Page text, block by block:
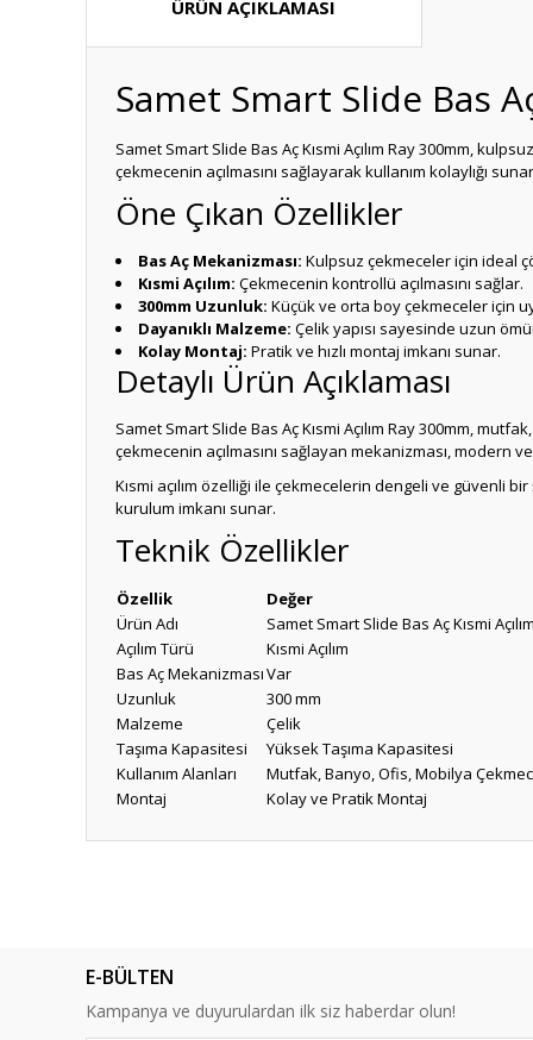
ÜRÜN AÇIKLAMASI
Samet Smart Slide Bas
Samet Smart Slide Bas Aç Kısmi Açılım Ray 300mm,
çekmecenin açılmasını sağlayarak kullanım kolaylığı
Öne Çıkan Özellikler
Bas Aç Mekanizması: Kulpsuz çekmeceler için ideal
Kısmi Açılım: Çekmecenin kontrollü açılmasını sağlar.
300mm Uzunluk: Küçük ve orta boy çekmeceler için
Dayanıklı Malzeme: Çelik yapısı sayesinde uzun
Kolay Montaj: Pratik ve hızlı montaj imkanı sunar.
Detaylı Ürün Açıklaması
Samet Smart Slide Bas Aç Kısmi Açılım Ray 300mm,
çekmecenin açılmasını sağlayan mekanizması, modern
Kısmi açılım özelliği ile çekmecelerin dengeli ve güvenli
kurulum imkanı sunar.
Teknik Özellikler
Özellik
Değer
Ürün Adı
Samet Smart Slide Bas Aç Kısmi
Açılım Türü
Kısmi Açılım
Bas Aç MekanizmasıVar
Uzunluk
300 mm
Malzeme
Çelik
Taşıma Kapasitesi
Yüksek Taşıma Kapasitesi
Kullanım Alanları
Mutfak, Banyo, Ofis, Mobilya
Montaj
Kolay ve Pratik Montaj
Ürün bilgilerinde hatalar bulunuyor.
E-BÜLTEN
Kampanya ve duyurulardan ilk siz haberdar olun!